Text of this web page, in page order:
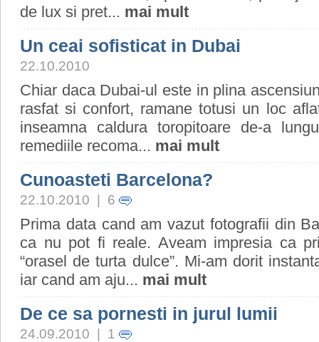
de lux si pret... mai mult
Un ceai sofisticat in Dubai
22.10.2010
Chiar daca Dubai-ul este in plina
rasfat si confort, ramane totusi un loc
inseamna caldura toropitoare de-a
remediile recoma... mai mult
Cunoasteti Barcelona?
22.10.2010 | 6
Prima data cand am vazut fotografii din
ca nu pot fi reale. Aveam impresia ca
“orasel de turta dulce”. Mi-am dorit
iar cand am aju... mai mult
De ce sa pornesti in jurul lumii
24.09.2010 | 1